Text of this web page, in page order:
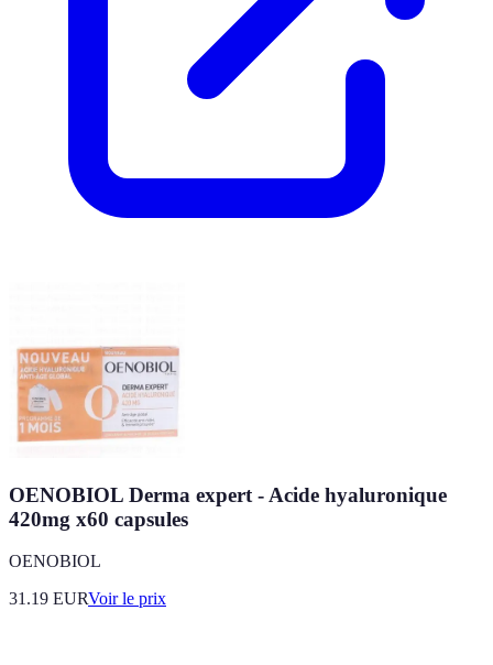
OENOBIOL Derma expert - Acide hyaluronique
420mg x60 capsules
OENOBIOL
31.19 EURVoir le prix